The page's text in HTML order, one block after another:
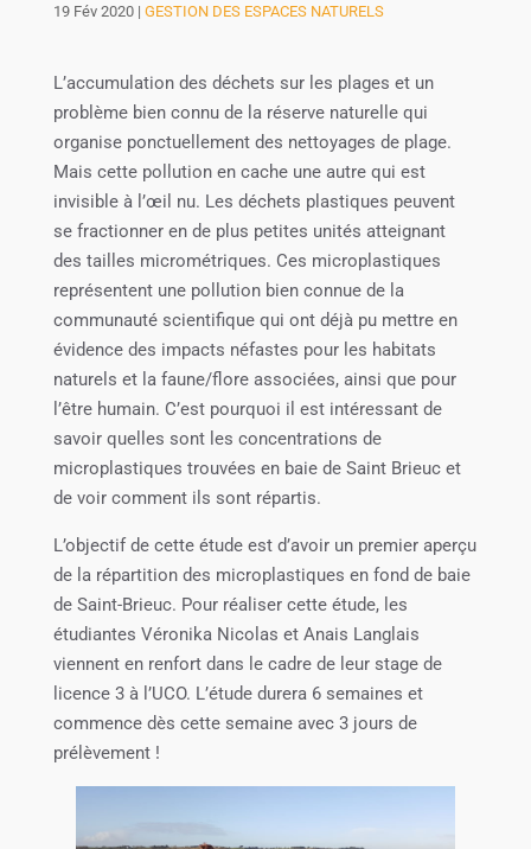
19 Fév 2020| GESTION DES ESPACES NATURELS
L’accumulation des déchets sur les plages et un
problème bien connu de la réserve naturelle qui
organise ponctuellement des nettoyages de plage.
Mais cette pollution en cache une autre qui est
invisible à l’œil nu. Les déchets plastiques peuvent
se fractionner en de plus petites unités atteignant
des tailles micrométriques. Ces microplastiques
représentent une pollution bien connue de la
communauté scientifique qui ont déjà pu mettre en
évidence des impacts néfastes pour les habitats
naturels et la faune/flore associées, ainsi que pour
l’être humain. C’est pourquoi il est intéressant de
savoir quelles sont les concentrations de
microplastiques trouvées en baie de Saint Brieuc et
de voir comment ils sont répartis.
L’objectif de cette étude est d’avoir un premier aperçu
de la répartition des microplastiques en fond de baie
de Saint-Brieuc. Pour réaliser cette étude, les
étudiantes Véronika Nicolas et Anais Langlais
viennent en renfort dans le cadre de leur stage de
licence 3 à l’UCO. L’étude durera 6 semaines et
commence dès cette semaine avec 3 jours de
prélèvement !